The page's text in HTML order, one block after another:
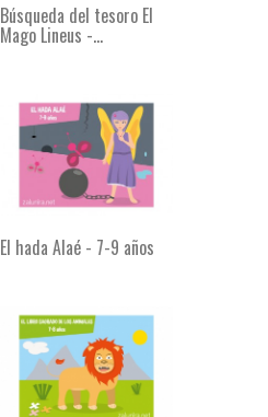
Búsqueda del tesoro El
Mago Lineus -...
El hada Alaé - 7-9 años